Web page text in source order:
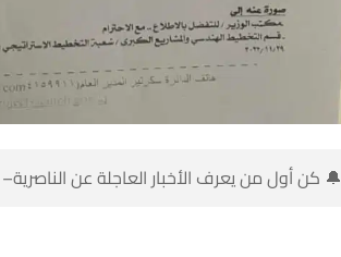
🔔 كن أول من يعرف الأخبار العاجلة عن